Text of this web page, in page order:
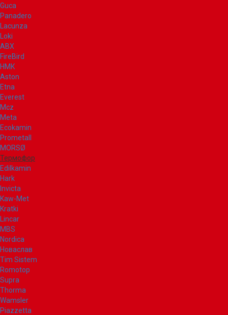
Guca
Panadero
Lacunza
Loki
ABX
FireBird
НМК
Aston
Etna
Everest
Mcz
Meta
Ecokamin
Prometall
MORSØ
Термофор
Edilkamin
Hark
Invicta
Kaw-Met
Kratki
Lincar
MBS
Nordica
Новаслав
Tim Sistem
Romotop
Supra
Thorma
Wamsler
Piazzetta